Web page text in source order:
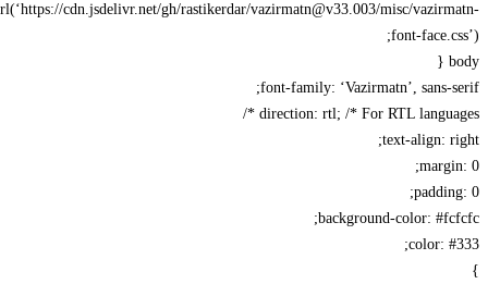
url(‘https://cdn.jsdelivr.net/gh/rastikerdar/vazirmatn@v33.003/misc/
font-
font-family: ‘Vazirmatn’, sans-
direction: rtl; /* For RTL
text-align:
background-color:
color: